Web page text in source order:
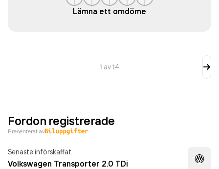
Lämna ett omdöme
1 av14
Fordon registrerade
Presenterat av
Senaste införskaffat
Volkswagen Transporter 2.0 TDi